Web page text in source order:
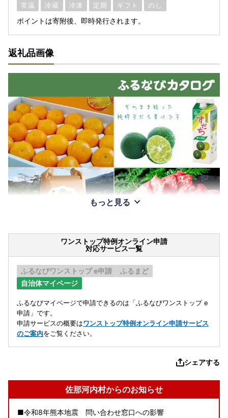
常温 冷蔵 冷凍 定期 ギフト のし
ポイントは寄附後、即時発行されます。
返礼品画像
もっと見る
ワンストップ特例オンライン申請
対応サービス一覧
ふるなびワンストップ e申請
ふるまど
自治体マイページ
ふるなびマイページで申請できるのは「ふるなびワンストップ e
申請」です。
申請サービスの概要はワンストップ特例オンライン申請サービス
のご案内をご覧ください。
シェアする
佐那河内村からのお知らせ
■令和8年熊本地震 問い合わせ窓口への影響